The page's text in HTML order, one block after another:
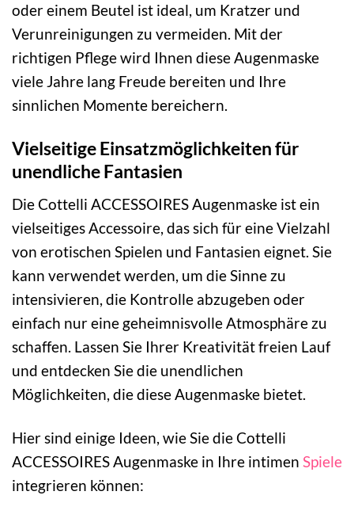
oder einem Beutel ist ideal, um Kratzer und
Verunreinigungen zu vermeiden. Mit der
richtigen Pflege wird Ihnen diese Augenmaske
viele Jahre lang Freude bereiten und Ihre
sinnlichen Momente bereichern.
Vielseitige Einsatzmöglichkeiten für
unendliche Fantasien
Die Cottelli ACCESSOIRES Augenmaske ist ein
vielseitiges Accessoire, das sich für eine Vielzahl
von erotischen Spielen und Fantasien eignet. Sie
kann verwendet werden, um die Sinne zu
intensivieren, die Kontrolle abzugeben oder
einfach nur eine geheimnisvolle Atmosphäre zu
schaffen. Lassen Sie Ihrer Kreativität freien Lauf
und entdecken Sie die unendlichen
Möglichkeiten, die diese Augenmaske bietet.
Hier sind einige Ideen, wie Sie die Cottelli
ACCESSOIRES Augenmaske in Ihre intimen Spiele
integrieren können: